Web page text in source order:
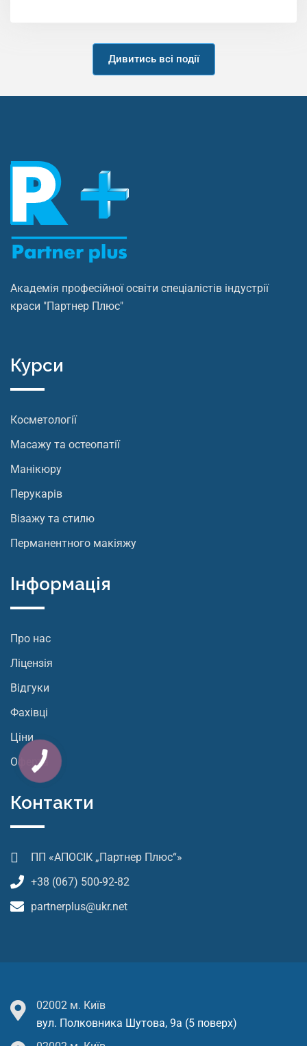
Дивитись всі події
Академія професійної освіти спеціалістів індустрії
краси "Партнер Плюс"
Курси
Косметології
Масажу та остеопатії
Манікюру
Перукарів
Візажу та стилю
Перманентного макіяжу
Інформація
Про нас
Ліцензія
Відгуки
Фахівці
Ціни
Оферта
Контакти
ПП «АПОСІК „Партнер Плюс“»
+38 (067) 500-92-82
partnerplus@ukr.net
02002 м. Київ
вул. Полковника Шутова, 9а (5 поверх)